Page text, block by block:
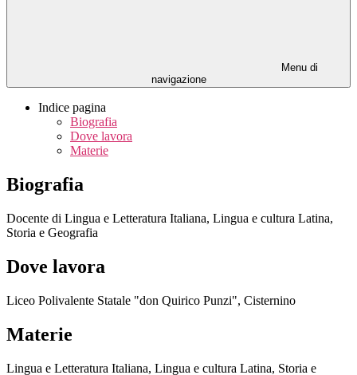
Menu di
navigazione
Indice pagina
Biografia
Dove lavora
Materie
Biografia
Docente di Lingua e Letteratura Italiana, Lingua e cultura Latina,
Storia e Geografia
Dove lavora
Liceo Polivalente Statale "don Quirico Punzi", Cisternino
Materie
Lingua e Letteratura Italiana, Lingua e cultura Latina, Storia e